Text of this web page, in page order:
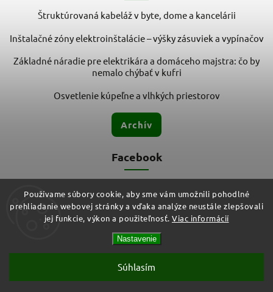
Používame súbory cookie, aby sme vám umožnili pohodlné
prehliadanie webovej stránky a vďaka analýze neustále zlepšovali
jej funkcie, výkon a použiteľnosť. Viac informácií
Nastavenie
Súhlasím
Štruktúrovaná kabeláž v byte, dome a kancelárii
Inštalačné zóny elektroinštalácie – výšky zásuviek a vypínačov
Základné náradie pre elektrikára a domáceho majstra: čo by
nemalo chýbať v kufri
Osvetlenie kúpeľne a vlhkých priestorov
Archív
Facebook
ELMIT - Elektroinštalačný materiál, svietidlá
Všetky práva vyhradené.
Shoptet| Design